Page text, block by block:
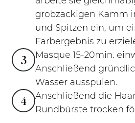
grobzackigen Kamm
und Spitzen ein, um
Farbergebnis zu
3
Masque 15-20min.
Anschließend
Wasser ausspülen.
4
Anschließend die
Rundbürste trocken